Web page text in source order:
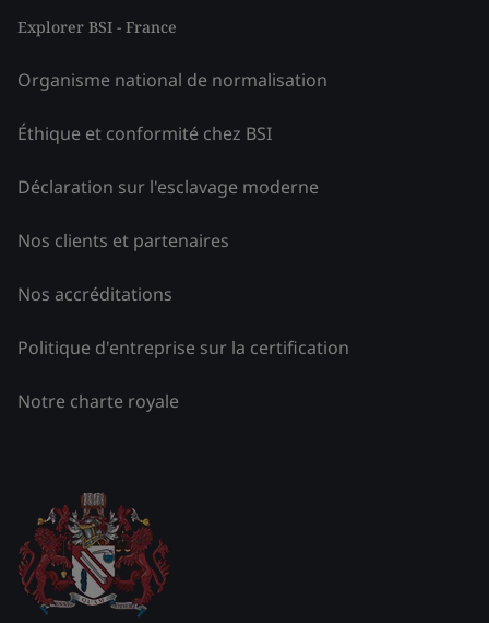
Explorer BSI - France
Organisme national de normalisation
Éthique et conformité chez BSI
Déclaration sur l'esclavage moderne
Nos clients et partenaires
Nos accréditations
Politique d'entreprise sur la certification
Notre charte royale